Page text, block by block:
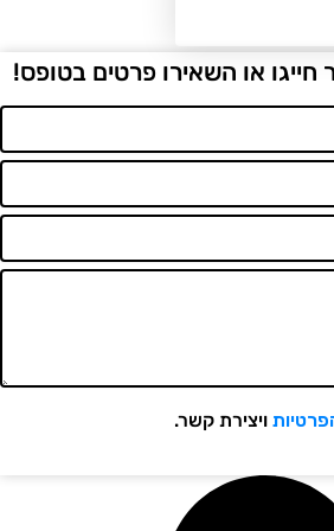
או השאירו פרטים בטופס!
ויצירת קשר.